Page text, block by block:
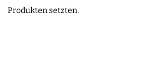
Produkten setzten.